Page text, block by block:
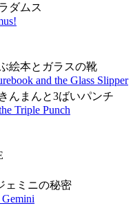
ダムス
絵本とガラスの靴
and the Glass Slipper
んまんと3ばいパンチ
Triple Punch
ェミニの秘密